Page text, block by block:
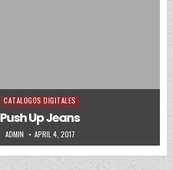
Posted in
CATALOGOS DIGITALES
Push Up Jeans
AUTHOR:
ADMIN PUBLISHED DATE:
APRIL 4, 2017